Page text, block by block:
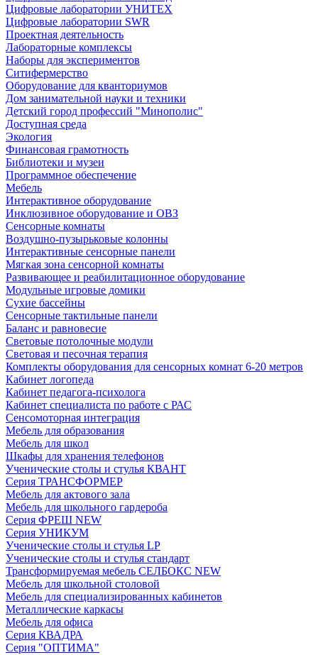
Цифровые лаборатории УНИТЕХ
Цифровые лаборатории SWR
Проектная деятельность
Лабораторные комплексы
Наборы для экспериментов
Ситифермерство
Оборудование для кванториумов
Дом занимательной науки и техники
Детский город профессий "Минополис"
Доступная среда
Экология
Финансовая грамотность
Библиотеки и музеи
Программное обеспечение
Мебель
Интерактивное оборудование
Инклюзивное оборудование и ОВЗ
Cенсорные комнаты
Воздушно-пузырьковые колонны
Интерактивные сенсорные панели
Мягкая зона сенсорной комнаты
Развивающее и реабилитационное оборудование
Модульные игровые домики
Сухие бассейны
Сенсорные тактильные панели
Баланс и равновесие
Световые потолочные модули
Световая и песочная терапия
Комплекты оборудования для сенсорных комнат 6-20 метров
Кабинет логопеда
Кабинет педагога-психолога
Кабинет специалиста по работе с РАС
Сенсомоторная интеграция
Мебель для образования
Мебель для школ
Шкафы для хранения телефонов
Ученические столы и стулья КВАНТ
Серия ТРАНСФОРМЕР
Мебель для актового зала
Мебель для школьного гардероба
Серия ФРЕШ NEW
Серия УНИКУМ
Ученические столы и стулья LP
Ученические столы и стулья стандарт
Трансформируемая мебель СЕЛБОКС NEW
Мебель для школьной столовой
Мебель для специализированных кабинетов
Металлические каркасы
Мебель для офиса
Серия КВАДРА
Серия "ОПТИМА"